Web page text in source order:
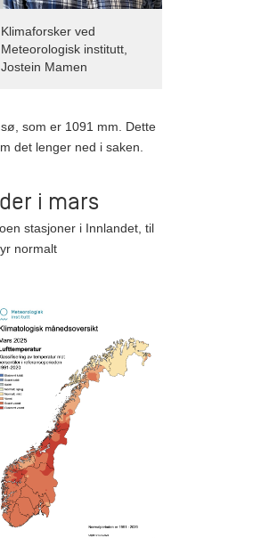
Klimaforsker ved
Meteorologisk institutt,
Jostein Mamen
som er 1091 mm. Dette
det lenger ned i saken.
i mars
stasjoner i Innlandet, til
normalt